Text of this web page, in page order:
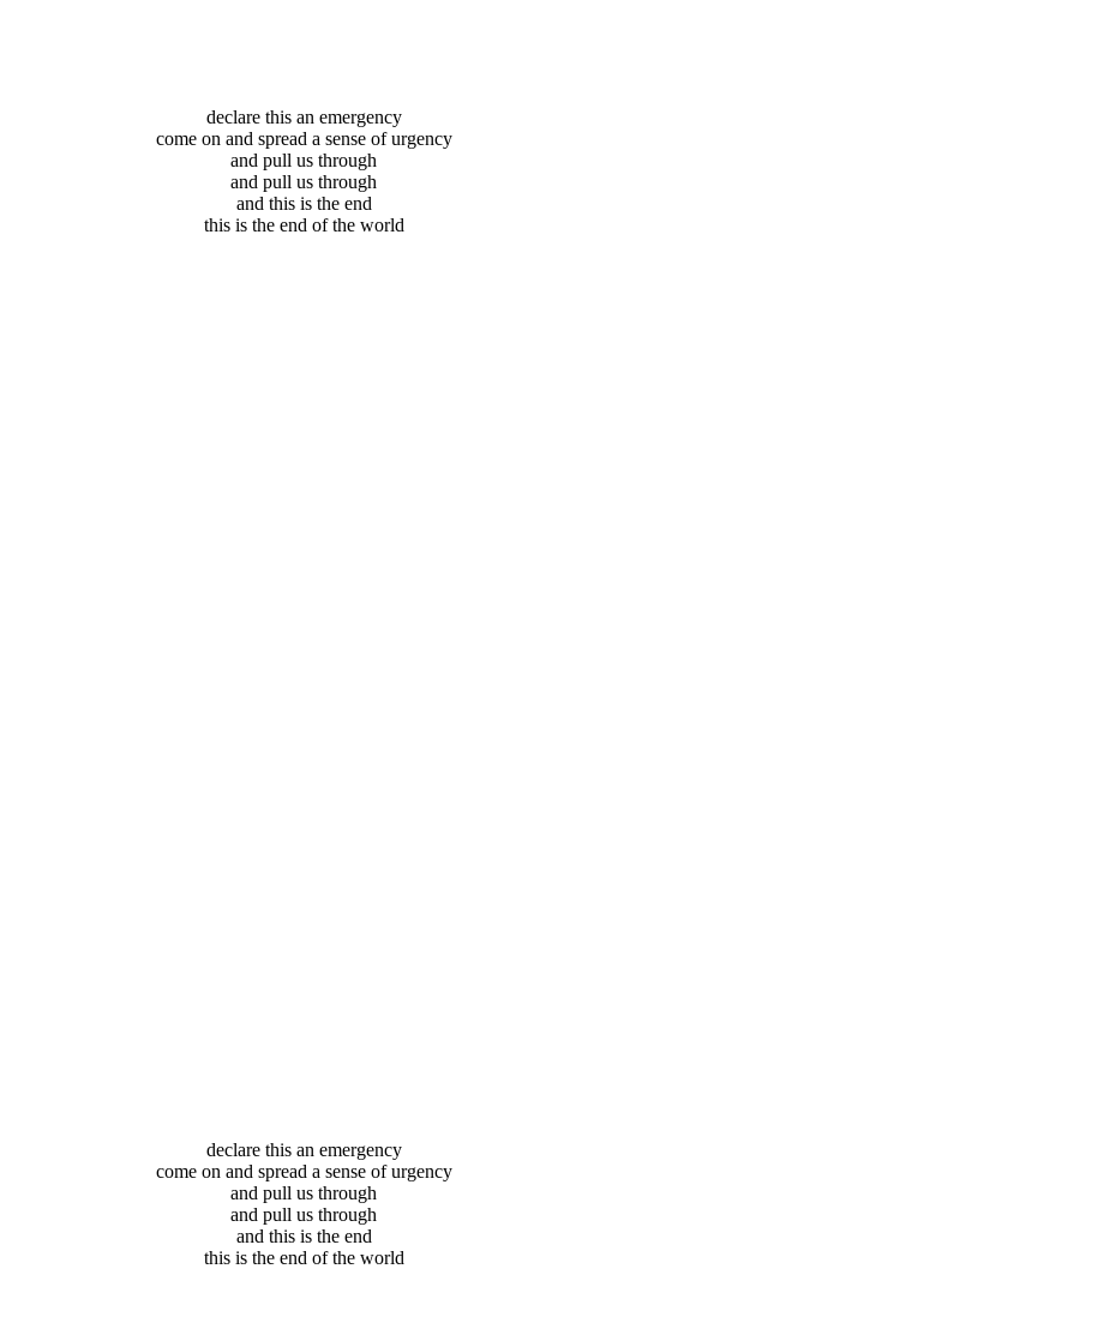
declare this an emergency
come on and spread a sense of urgency
and pull us through
and pull us through
and this is the end
this is the end of the world
declare this an emergency
come on and spread a sense of urgency
and pull us through
and pull us through
and this is the end
this is the end of the world